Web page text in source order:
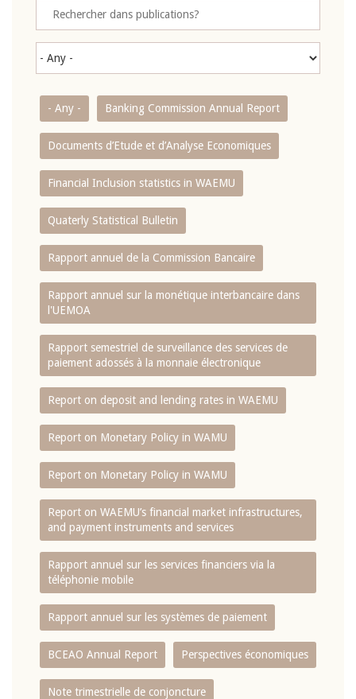
- Any - Banking Commission Annual Report
Documents d’Etude et d’Analyse Economiques
Financial Inclusion statistics in WAEMU
Quaterly Statistical Bulletin
Rapport annuel de la Commission Bancaire
Rapport annuel sur la monétique interbancaire dans
l'UEMOA
Rapport semestriel de surveillance des services de
paiement adossés à la monnaie électronique
Report on deposit and lending rates in WAEMU
Report on Monetary Policy in WAMU
Report on Monetary Policy in WAMU
Report on WAEMU’s financial market infrastructures,
and payment instruments and services
Rapport annuel sur les services financiers via la
téléphonie mobile
Rapport annuel sur les systèmes de paiement
BCEAO Annual Report Perspectives économiques
Note trimestrielle de conjoncture